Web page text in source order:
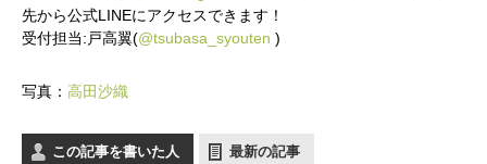
先から公式LINEにアクセスできます！
受付担当:戸高翼(@tsubasa_syouten )
写真： 高田沙織
この記事を書いた人 最新の記事